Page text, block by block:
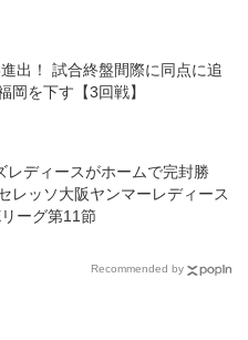
出！ 試合終盤間際に同点に追
岡を下す【3回戦】
レディースがホームで完封勝
レッソ大阪ヤンマーレディース
ーグ第11節
Recommended by